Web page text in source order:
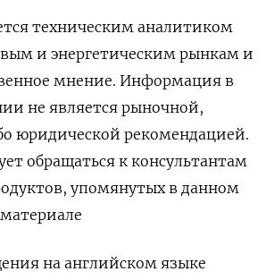
техническим аналитиком
и энергетическим рынкам и
мнение. Информация в
не является рыночной,
юридической рекомендацией.
обращаться к консультантам
упомянутых в данном
на английском языке